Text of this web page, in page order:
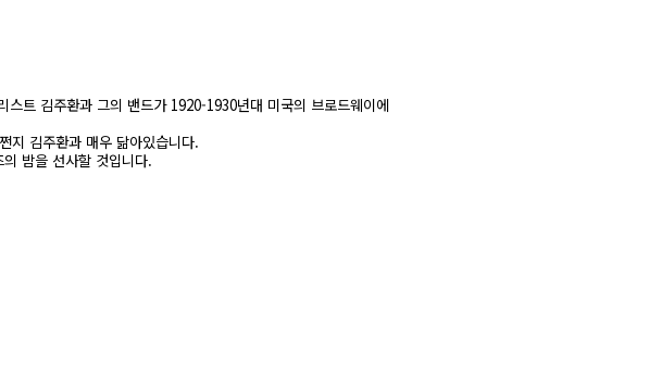
트 김주환과 그의 밴드가 1920-1930년대 미국의 브로드웨이에
김주환과 매우 닮아있습니다.
밤을 선사할 것입니다.